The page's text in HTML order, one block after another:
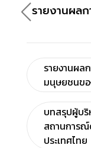
รายงานผล
รายงานผล
มนุษยชนขอ
บทสรุปผู้บริ
สถานการ
ประเทศไทย